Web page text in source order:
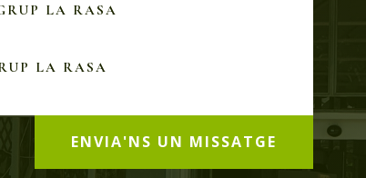
LA RASA
LA RASA
ENVIA'NS UN MISSATGE